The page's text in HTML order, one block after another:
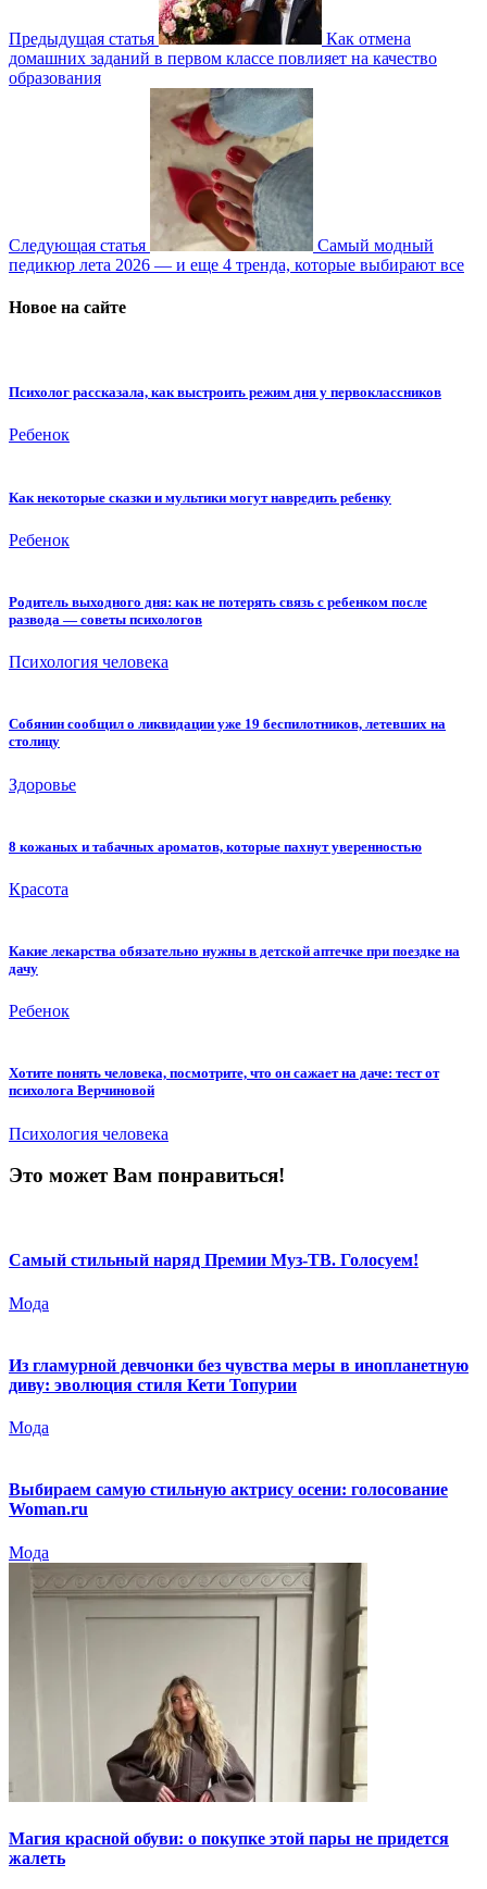
Предыдущая статья
Как отмена
домашних заданий в первом классе повлияет на качество
образования
Следующая статья
Самый модный
педикюр лета 2026 — и еще 4 тренда, которые выбирают все
Новое на сайте
Психолог рассказала, как выстроить режим дня у первоклассников
Ребенок
Как некоторые сказки и мультики могут навредить ребенку
Ребенок
Родитель выходного дня: как не потерять связь с ребенком после
развода — советы психологов
Психология человека
Собянин сообщил о ликвидации уже 19 беспилотников, летевших на
столицу
Здоровье
8 кожаных и табачных ароматов, которые пахнут уверенностью
Красота
Какие лекарства обязательно нужны в детской аптечке при поездке на
дачу
Ребенок
Хотите понять человека, посмотрите, что он сажает на даче: тест от
психолога Верчиновой
Психология человека
Это может Вам понравиться!
Самый стильный наряд Премии Муз-ТВ. Голосуем!
Мода
Из гламурной девчонки без чувства меры в инопланетную
диву: эволюция стиля Кети Топурии
Мода
Выбираем самую стильную актрису осени: голосование
Woman.ru
Мода
Магия красной обуви: о покупке этой пары не придется
жалеть